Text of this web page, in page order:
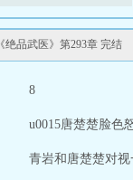
《绝品武医》第293章 完结
8
u0015唐楚楚脸色
青岩和唐楚楚对